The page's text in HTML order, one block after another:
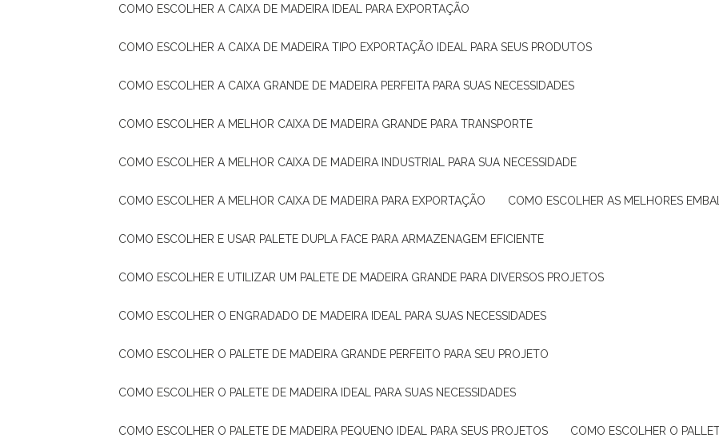
COMO ESCOLHER A CAIXA DE MADEIRA IDEAL PARA EXPORTAÇÃO
COMO ESCOLHER A CAIXA DE MADEIRA TIPO EXPORTAÇÃO IDEAL PARA SEUS PRODUTOS
COMO ESCOLHER A CAIXA GRANDE DE MADEIRA PERFEITA PARA SUAS NECESSIDADES
COMO ESCOLHER A MELHOR CAIXA DE MADEIRA GRANDE PARA TRANSPORTE
COMO ESCOLHER A MELHOR CAIXA DE MADEIRA INDUSTRIAL PARA SUA NECESSIDADE
COMO ESCOLHER A MELHOR CAIXA DE MADEIRA PARA EXPORTAÇÃO COMO ESCOLHER AS MELHORES
COMO ESCOLHER E USAR PALETE DUPLA FACE PARA ARMAZENAGEM EFICIENTE
COMO ESCOLHER E UTILIZAR UM PALETE DE MADEIRA GRANDE PARA DIVERSOS PROJETOS
COMO ESCOLHER O ENGRADADO DE MADEIRA IDEAL PARA SUAS NECESSIDADES
COMO ESCOLHER O PALETE DE MADEIRA GRANDE PERFEITO PARA SEU PROJETO
COMO ESCOLHER O PALETE DE MADEIRA IDEAL PARA SUAS NECESSIDADES
COMO ESCOLHER O PALETE DE MADEIRA PEQUENO IDEAL PARA SEUS PROJETOS COMO ESCOLHER O